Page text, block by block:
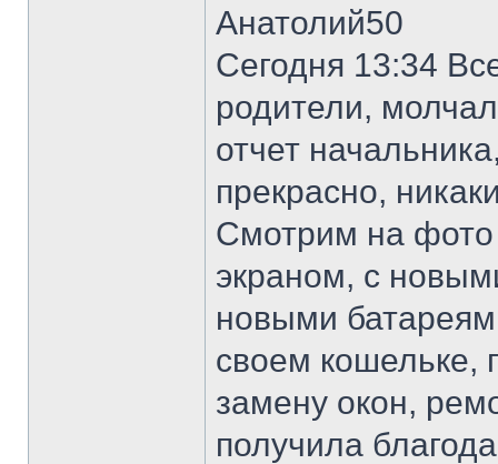
Анатолий50
Сегодня 13:34
родители,
отчет
прекрасно,
Смотрим на фото
экраном, с
новыми
своем кошельке,
замену окон,
получила